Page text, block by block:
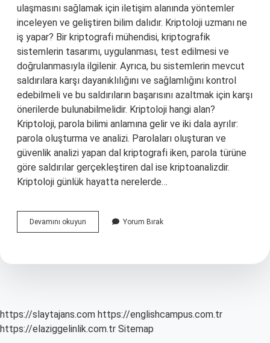
ulaşmasını sağlamak için iletişim alanında yöntemler
inceleyen ve geliştiren bilim dalıdır. Kriptoloji uzmanı ne
iş yapar? Bir kriptografi mühendisi, kriptografik
sistemlerin tasarımı, uygulanması, test edilmesi ve
doğrulanmasıyla ilgilenir. Ayrıca, bu sistemlerin mevcut
saldırılara karşı dayanıklılığını ve sağlamlığını kontrol
edebilmeli ve bu saldırıların başarısını azaltmak için karşı
önerilerde bulunabilmelidir. Kriptoloji hangi alan?
Kriptoloji, parola bilimi anlamına gelir ve iki dala ayrılır:
parola oluşturma ve analizi. Parolaları oluşturan ve
güvenlik analizi yapan dal kriptografi iken, parola türüne
göre saldırılar gerçekleştiren dal ise kriptoanalizdir.
Kriptoloji günlük hayatta nerelerde…
Devamını okuyun Kriptoloji
Bölümü
Yorum Bırak
https://slaytajans.com https://englishcampus.com.tr
https://elaziggelinlik.com.tr Sitemap